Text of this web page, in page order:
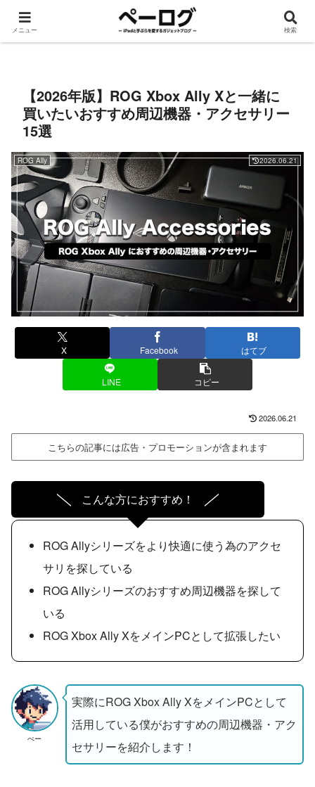
iPad Apple Watch ガジェット
【2026年版】ROG Xbox Ally Xと一緒に
買いたいおすすめ周辺機器・アクセサリー
15選
ROG Ally 2026.06.21
X Facebook はてブ
LINE コピー
2026.06.21
こちらの記事には広告・プロモーションが含まれます
こんな方におすすめ！
ROG Allyシリーズをより快適に使う為のアクセ
サリを探している
ROG Allyシリーズのおすすめ周辺機器を探して
いる
ROG Xbox Ally XをメインPCとして拡張したい
ぺー
実際にROG Xbox Ally XをメインPCとして
活用している僕がおすすめの周辺機器・アク
セサリーを紹介します！
メニュー 検索